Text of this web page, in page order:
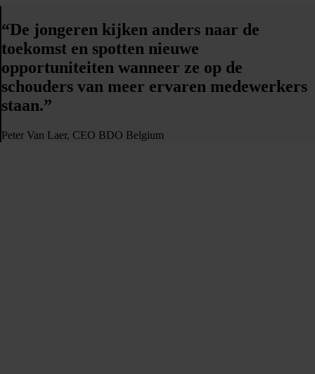
“De jongeren kijken anders naar de
toekomst en spotten nieuwe
opportuniteiten wanneer ze op de
schouders van meer ervaren medewerkers
staan.”
Peter Van Laer, CEO BDO Belgium